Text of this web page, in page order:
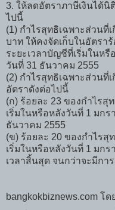
3. ให้ลดอัตราภาษีเงินได้
ไปนี้
(1) กำไรสุทธิเฉพาะส่วนที่
บาท ให้คงจัดเก็บในอัตรา
ระยะเวลาบัญชีที่เริ่มในห
วันที่ 31 ธันวาคม 2555
(2) กำไรสุทธิเฉพาะส่วนที่
อัตราดังต่อไปนี้
(ก) ร้อยละ 23 ของกำไรสุ
เริ่มในหรือหลังวันที่ 1 มกร
ธันวาคม 2555
(ข) ร้อยละ 20 ของกำไร
เริ่มในหรือหลังวันที่ 1 มก
เวลาสิ้นสุด จนกว่าจะมีกา
bangkokbiznews.com โด